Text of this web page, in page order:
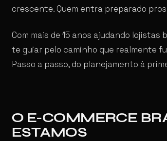
crescente. Quem entra preparado
Com mais de 15 anos ajudando
te guiar pelo caminho que realmente
Passo a passo, do planejamento à
O E-COMMERCE
ESTAMOS